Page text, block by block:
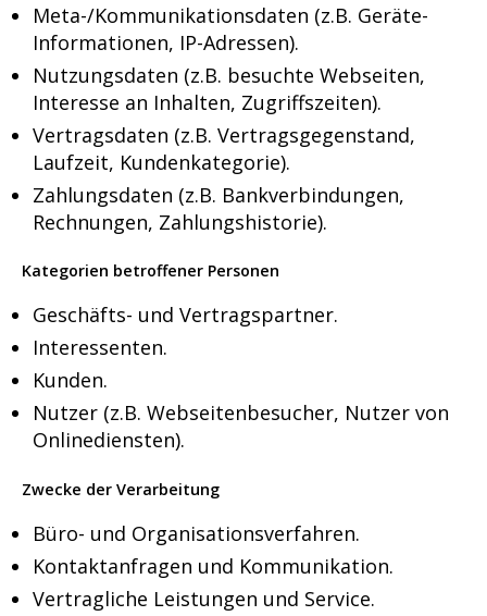
Meta-/Kommunikationsdaten (z.B. Geräte-
Informationen, IP-Adressen).
Nutzungsdaten (z.B. besuchte Webseiten,
Interesse an Inhalten, Zugriffszeiten).
Vertragsdaten (z.B. Vertragsgegenstand,
Laufzeit, Kundenkategorie).
Zahlungsdaten (z.B. Bankverbindungen,
Rechnungen, Zahlungshistorie).
Kategorien betroffener Personen
Geschäfts- und Vertragspartner.
Interessenten.
Kunden.
Nutzer (z.B. Webseitenbesucher, Nutzer von
Onlinediensten).
Zwecke der Verarbeitung
Büro- und Organisationsverfahren.
Kontaktanfragen und Kommunikation.
Vertragliche Leistungen und Service.